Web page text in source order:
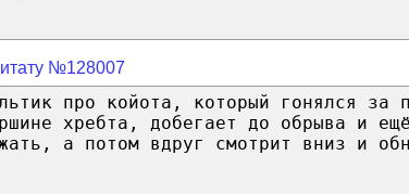
№128007
про койота, который гонялся за
хребта, добегает до обрыва и
а потом вдруг смотрит вниз и